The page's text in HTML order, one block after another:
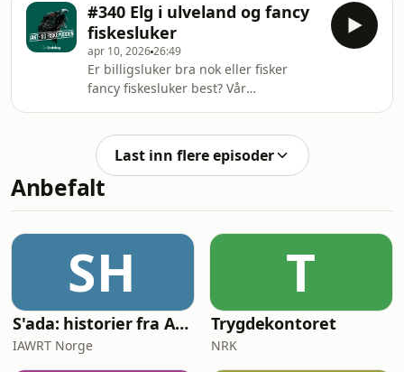
hvilke andre delikatesser vil Jo Inge
Breisjøberget og Espen Farstad trekke
frem? Programleder er Trond Gunnar
Skillingstad. Hosted on Acast. See
acast.com/privacy for more
information.
#340 Elg i ulveland og fancy
fiskesluker
apr 10, 202626:49
Er billigsluker bra nok eller fisker
fancy fiskesluker best? Vår
kaster av seg og hvor det er mer
bortkastet. Jegerekspert Jo Inge
Breisjøberget regjerer imidlertid når
praten går inn på elg i ulveland.
programleder. Hosted on Acast. See
acast.com/privacy for more
information.
Last inn flere episoder
Anbefalt
SH
S'ada: historier fra Afghanistan
IAWRT Norge
T
Trygdekontoret
NRK